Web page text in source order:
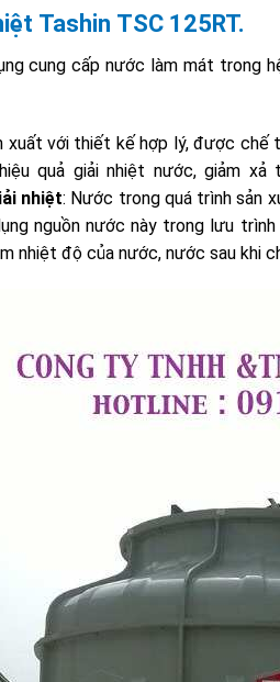
Tashin TSC 125RT.
cung cấp nước làm mát trong
xuất với thiết kế hợp lý, được chế
quả giải nhiệt nước, giảm
nhiệt: Nước trong quá trình sản
nguồn nước này trong lưu
nhiệt độ của nước, nước sau khi